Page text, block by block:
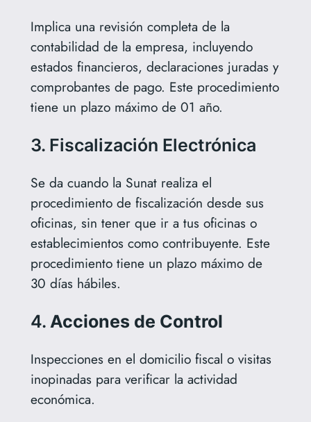
Implica una revisión completa de la
contabilidad de la empresa, incluyendo
estados financieros, declaraciones juradas y
comprobantes de pago. Este procedimiento
tiene un plazo máximo de 01 año.
3. Fiscalización Electrónica
Se da cuando la Sunat realiza el
procedimiento de fiscalización desde sus
oficinas, sin tener que ir a tus oficinas o
establecimientos como contribuyente. Este
procedimiento tiene un plazo máximo de
30 días hábiles.
4. Acciones de Control
Inspecciones en el domicilio fiscal o visitas
inopinadas para verificar la actividad
económica.